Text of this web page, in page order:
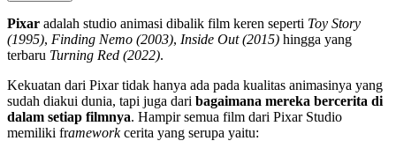
Pixar adalah studio animasi dibalik film keren seperti Toy Story
(1995), Finding Nemo (2003), Inside Out (2015) hingga yang
terbaru Turning Red (2022).
Kekuatan dari Pixar tidak hanya ada pada kualitas animasinya yang
sudah diakui dunia, tapi juga dari bagaimana mereka bercerita di
dalam setiap filmnya. Hampir semua film dari Pixar Studio
memiliki frameworkcerita yang serupa yaitu: